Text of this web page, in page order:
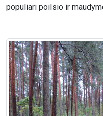
populiari poilsio ir